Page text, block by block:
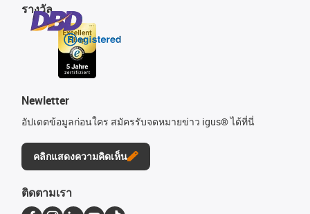
รางวัล
Newletter
อัปเดตข้อมูลก่อนใคร สมัครรับจดหมายข่าว igus® ได้ที่นี่
คลิกแสดงความคิดเห็น
ติดตามเรา